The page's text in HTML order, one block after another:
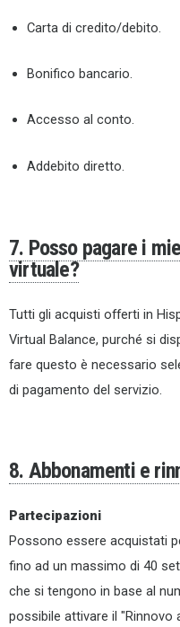
Carta di credito/debito.
Bonifico bancario.
Accesso al conto.
Addebito diretto.
7. Posso pagare i
virtuale?
Tutti gli acquisti offerti in
Virtual Balance, purché si
fare questo è necessario
di pagamento del servizio.
8. Abbonamenti e
Partecipazioni
Possono essere acquistati
fino ad un massimo di 40
che si tengono in base al
possibile attivare il